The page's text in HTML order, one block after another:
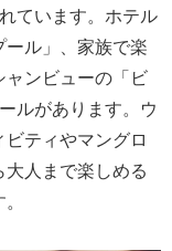
ています。ホテル
ル」、家族で楽
ャンビューの「ビ
ルがあります。ウ
ティやマングロ
人まで楽しめる